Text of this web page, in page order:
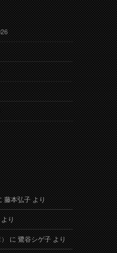
藤本弘子より
より
に鷺谷シゲ子より